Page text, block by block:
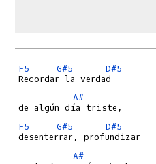
F5 G#5
D#5
A#
F5
G#5
D#5
A#